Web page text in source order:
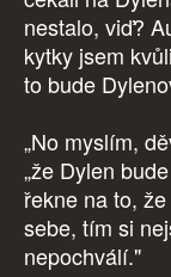
nestalo, viď?
kytky jsem
to bude
„No myslím,
„že Dylen
řekne na to,
sebe, tím si
nepochválí."